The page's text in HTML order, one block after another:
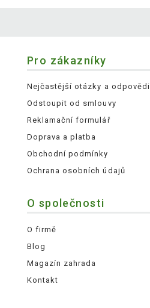
Pro zákazníky
Nejčastější otázky a odpovědi
Odstoupit od smlouvy
Reklamační formulář
Doprava a platba
Obchodní podmínky
Ochrana osobních údajů
O společnosti
O firmě
Blog
Magazín zahrada
Kontakt